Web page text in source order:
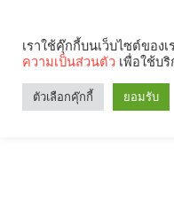
เราใช้คุ๊กกี้บนเว็บไซต์ของ
ความเป็นส่วนตัว เพื่อใช้บริ
ตัวเลือกคุ๊กกี้ ยอมรับ